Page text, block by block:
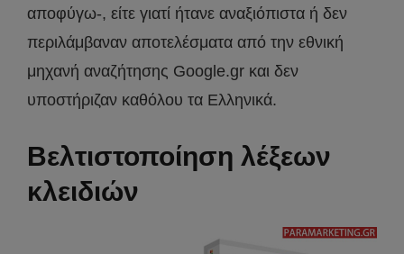
αποφύγω-, είτε γιατί ήτανε αναξιόπιστα ή δεν
περιλάμβαναν αποτελέσματα από την εθνική
μηχανή αναζήτησης Google.gr και δεν
υποστήριζαν καθόλου τα Ελληνικά.
Βελτιστοποίηση λέξεων
κλειδιών